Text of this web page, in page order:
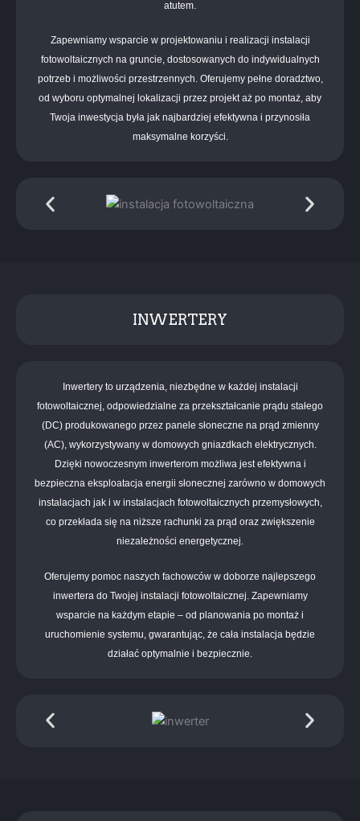
atutem.
Zapewniamy wsparcie w projektowaniu i realizacji instalacji
fotowoltaicznych na gruncie, dostosowanych do indywidualnych
potrzeb i możliwości przestrzennych. Oferujemy pełne doradztwo,
od wyboru optymalnej lokalizacji przez projekt aż po montaż, aby
Twoja inwestycja była jak najbardziej efektywna i przynosiła
maksymalne korzyści.
INWERTERY
Inwertery to urządzenia, niezbędne w każdej instalacji
fotowoltaicznej, odpowiedzialne za przekształcanie prądu stałego
(DC) produkowanego przez panele słoneczne na prąd zmienny
(AC), wykorzystywany w domowych gniazdkach elektrycznych.
Dzięki nowoczesnym inwerterom możliwa jest efektywna i
bezpieczna eksploatacja energii słonecznej zarówno w domowych
instalacjach jak i w instalacjach fotowoltaicznych przemysłowych,
co przekłada się na niższe rachunki za prąd oraz zwiększenie
niezależności energetycznej.
Oferujemy pomoc naszych fachowców w doborze najlepszego
inwertera do Twojej instalacji fotowoltaicznej. Zapewniamy
wsparcie na każdym etapie – od planowania po montaż i
uruchomienie systemu, gwarantując, że cała instalacja będzie
działać optymalnie i bezpiecznie.